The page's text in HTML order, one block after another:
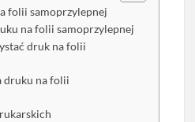
folii samoprzylepnej
na folii samoprzylepnej
druk na folii
druku na folii